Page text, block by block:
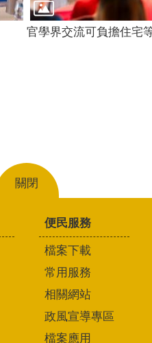
官學界交流可負擔住宅
關閉
便民服務
檔案下載
常用服務
相關網站
政風宣導專區
檔案應用